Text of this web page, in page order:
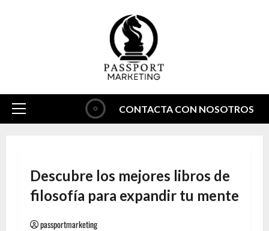
Menú
CONTACTA CON NOSOTROS
Descubre los mejores libros de
filosofía para expandir tu mente
passportmarketing